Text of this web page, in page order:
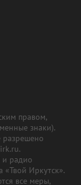
правом,
знаки).
разрешено
и радио
«Твой Иркутск».
все меры,